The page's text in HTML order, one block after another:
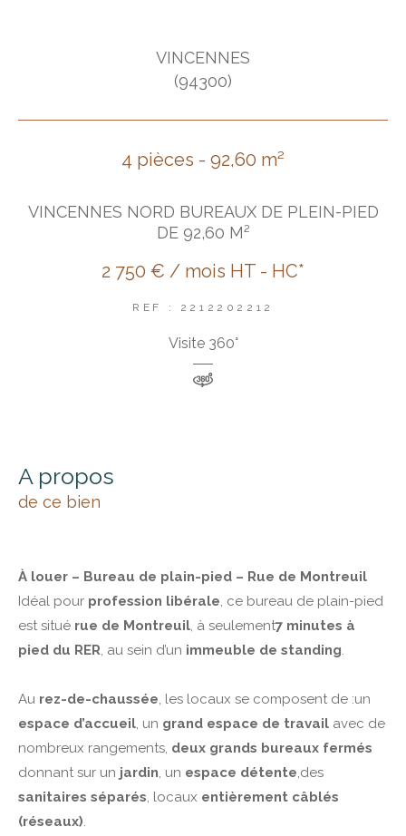
VINCENNES
(94300)
4 pièces - 92,60 m²
VINCENNES NORD BUREAUX DE PLEIN-PIED
DE 92,60 M²
2 750 € / mois HT - HC*
REF : 2212202212
Visite 360°
a propos
de ce bien
À louer – Bureau de plain-pied – Rue de Montreuil
Idéal pour profession libérale , ce bureau de plain-pied
est situé rue de Montreuil , à seulement7 minutes à
pied du RER , au sein d’un immeuble de standing
Au rez-de-chaussée , les locaux se composent de :un
espace d’accueil , un grand espace de travail avec de
nombreux rangements, deux grands bureaux fermés
donnant sur un jardin , un espace détente ,des
sanitaires séparés , locaux entièrement câblés
(réseaux)